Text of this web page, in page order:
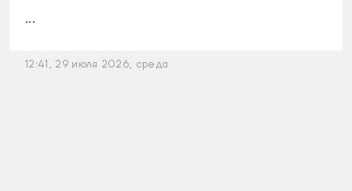
...
12:41, 29 июля 2026, среда